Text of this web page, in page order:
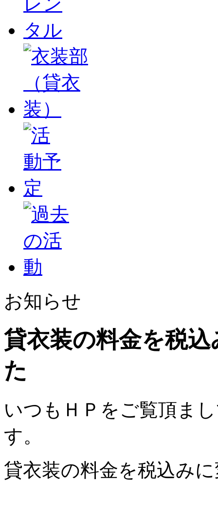
お知らせ
貸衣装の料金を税
た
いつもＨＰをご覧頂ま
す。
貸衣装の料金を税込み